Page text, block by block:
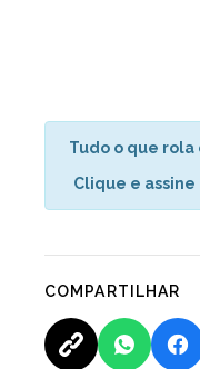
Tudo o que
Clique e
COMPARTILHAR